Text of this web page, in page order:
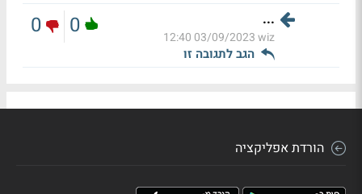
...
wiz
03/09/2023 12:40
הגב לתגובה זו
0
0
הורדת אפליקציה